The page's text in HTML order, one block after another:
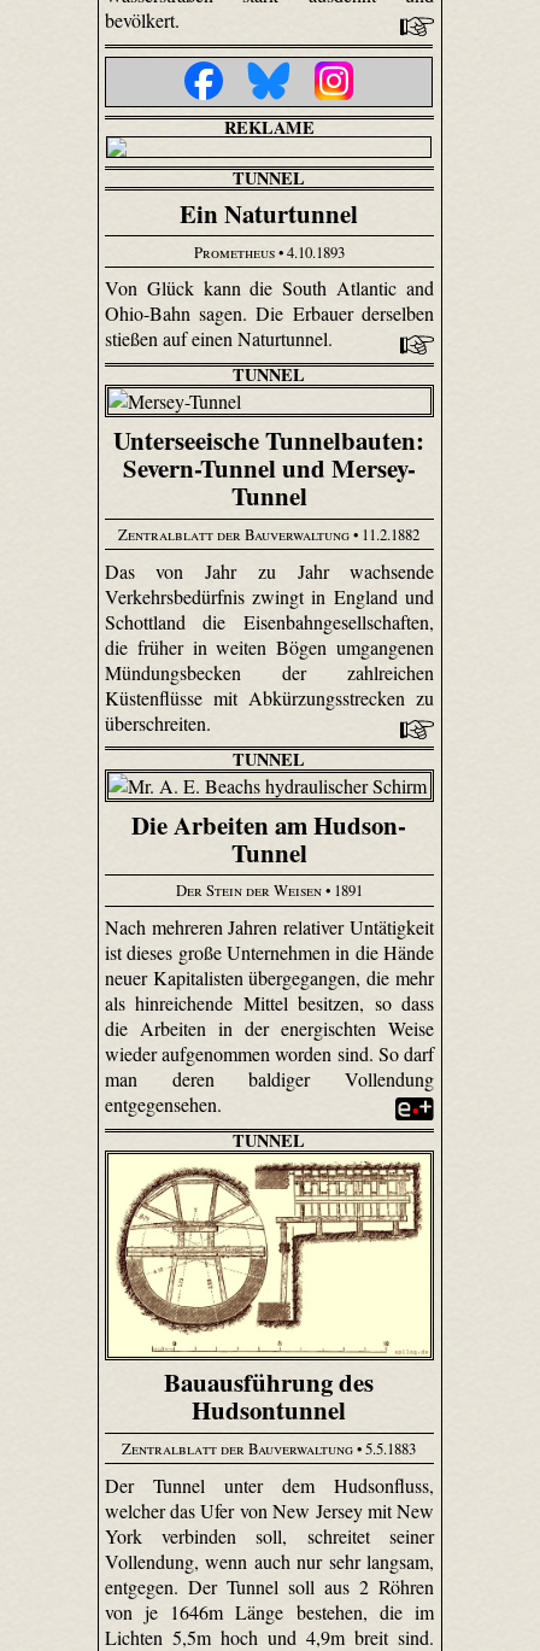
bevölkert.
REKLAME
TUNNEL
Ein Naturtunnel
Prometheus• 4.10.1893
Von Glück kann die South Atlantic and
Ohio-Bahn sagen. Die Erbauer derselben
stießen auf einen Naturtunnel.
TUNNEL
Unterseeische Tunnelbauten:
Severn-Tunnel und Mersey-
Tunnel
Zentralblatt der Bauverwaltung• 11.2.1882
Das von Jahr zu Jahr wachsende
Verkehrsbedürfnis zwingt in England und
Schottland die Eisenbahngesellschaften,
die früher in weiten Bögen umgangenen
Mündungsbecken der zahlreichen
Küstenflüsse mit Abkürzungsstrecken zu
überschreiten.
TUNNEL
Die Arbeiten am Hudson-
Tunnel
Der Stein der Weisen• 1891
Nach mehreren Jahren relativer Untätigkeit
ist dieses große Unternehmen in die Hände
neuer Kapitalisten übergegangen, die mehr
als hinreichende Mittel besitzen, so dass
die Arbeiten in der energischten Weise
wieder aufgenommen worden sind. So darf
man deren baldiger Vollendung
entgegensehen.
TUNNEL
Bauausführung des
Hudsontunnel
Zentralblatt der Bauverwaltung• 5.5.1883
Der Tunnel unter dem Hudsonfluss,
welcher das Ufer von New Jersey mit New
York verbinden soll, schreitet seiner
Vollendung, wenn auch nur sehr langsam,
entgegen. Der Tunnel soll aus 2 Röhren
von je 1646m Länge bestehen, die im
Lichten 5,5m hoch und 4,9m breit sind.